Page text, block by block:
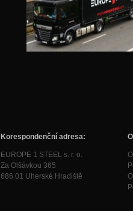
Korespondenční adresa:
EUROPE 1 STEEL s. r. o.
Za Olšávkou 365
686 01 Uherské Hradiště